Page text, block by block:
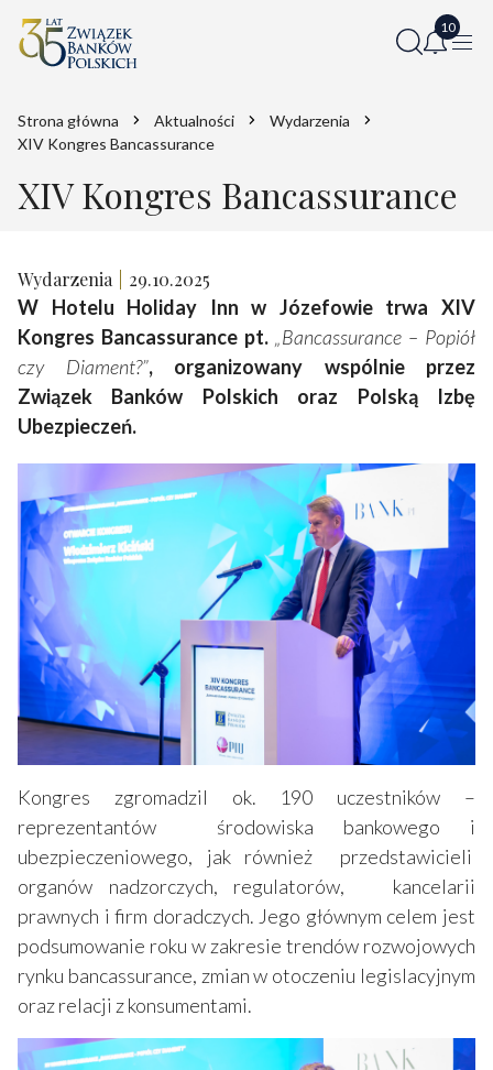
Strona główna Aktualności
Wydarzenia
XIV Kongres Bancassurance
XIV Kongres Bancassurance
Wydarzenia 29.10.2025
W Hotelu Holiday Inn w Józefowie trwa XIV
Kongres Bancassurance pt. „Bancassurance – Popiół
czy Diament?”, organizowany wspólnie przez
Związek Banków Polskich oraz Polską Izbę
Ubezpieczeń.
Kongres zgromadzil ok. 190 uczestników –
reprezentantów środowiska bankowego i
ubezpieczeniowego, jak również przedstawicieli
organów nadzorczych, regulatorów, kancelarii
prawnych i firm doradczych. Jego głównym celem jest
podsumowanie roku w zakresie trendów rozwojowych
rynku bancassurance, zmian w otoczeniu legislacyjnym
oraz relacji z konsumentami.